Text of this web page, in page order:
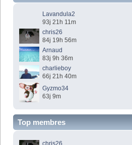
Lavandula2
93j 21h 11m
chris26
84j 19h 56m
Arnaud
83j 9h 36m
charlieboy
66j 21h 40m
Gyzmo34
63j 9m
Top membres